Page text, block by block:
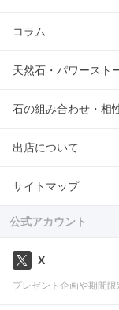
コラム
天然石・パワースト
石の組み合わせ・相
出店について
サイトマップ
公式アカウント
X
プレゼント企画や期間